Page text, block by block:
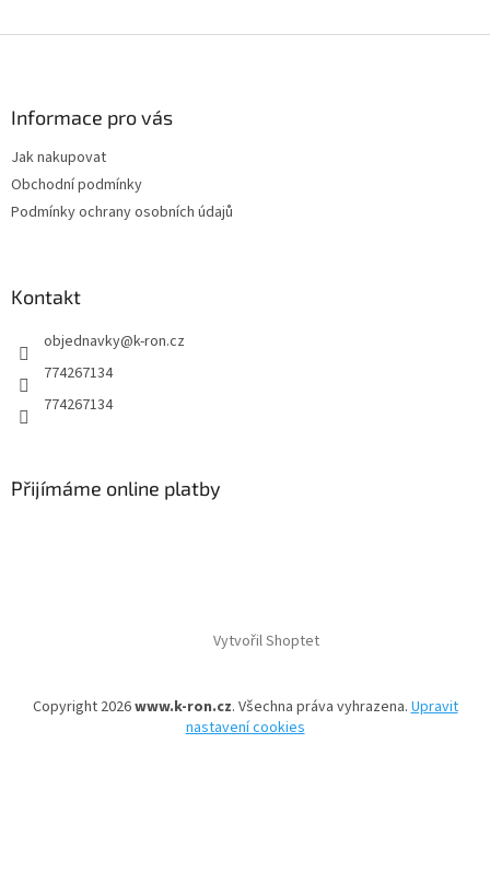
Informace pro vás
Jak nakupovat
Obchodní podmínky
Podmínky ochrany osobních údajů
Kontakt
objednavky@k-ron.cz
774267134
774267134
Přijímáme online platby
Vytvořil Shoptet
Copyright 2026www.k-ron.cz. Všechna práva vyhrazena.Upravit
nastavení cookies